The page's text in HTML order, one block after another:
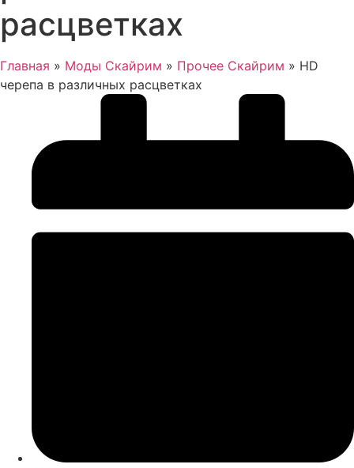
расцветках
Главная » Моды Скайрим » Прочее Скайрим » HD
черепа в различных расцветках